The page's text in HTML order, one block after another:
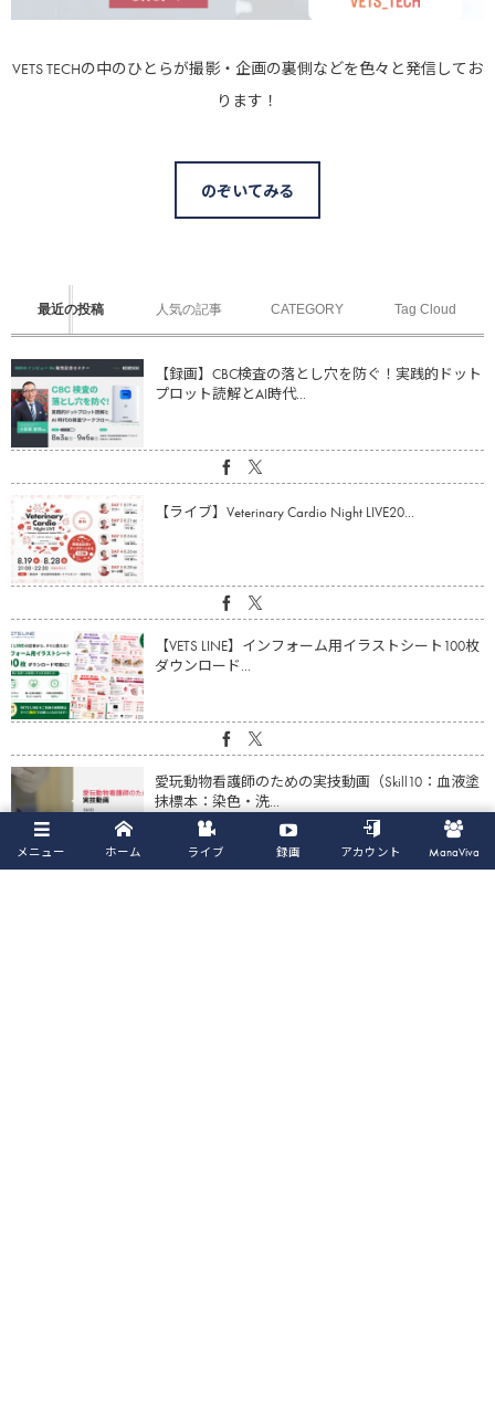
VETS TECHの中のひとらが撮影・企画の裏側などを色々と発信してお
ります！
のぞいてみる
最近の投稿 人気の記事 CATEGORY Tag Cloud
【録画】CBC検査の落とし穴を防ぐ！実践的ドット
プロット読解とAI時代...
【ライブ】Veterinary Cardio Night LIVE20...
【VETS LINE】インフォーム用イラストシート100枚
ダウンロード...
愛玩動物看護師のための実技動画（Skill10：血液塗
抹標本：染色・洗...
メニュー ホーム ライブ 録画 アカウント ManaViva